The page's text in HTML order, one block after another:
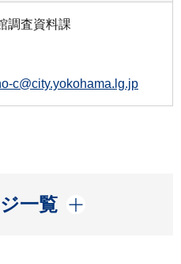
調査資料課
c@city.yokohama.lg.jp
一覧
開く